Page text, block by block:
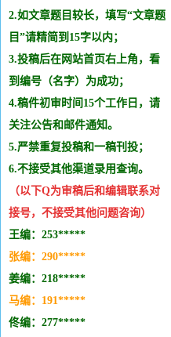
2.如文章题目较长，填写“文章题
目”请精简到15字以内；
3.投稿后在网站首页右上角，看
到编号（名字）为成功；
4.稿件初审时间15个工作日，请
关注公告和邮件通知。
5.严禁重复投稿和一稿刊投；
6.不接受其他渠道录用查询。
（以下Q为审稿后和编辑联系对
接号，不接受其他问题咨询）
王编：253*****
张编：290*****
姜编：218*****
马编：191*****
佟编：277*****